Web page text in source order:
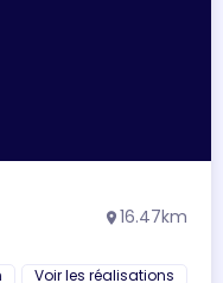
location_on 16.47km
Voir les réalisations